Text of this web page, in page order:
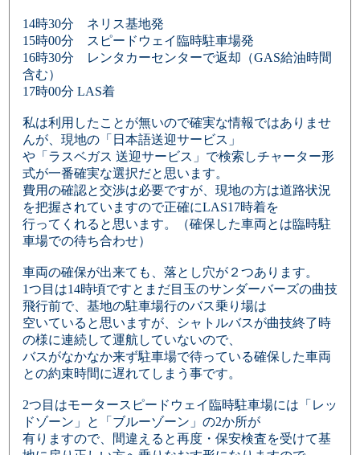
14時30分 ネリス基地発
15時00分 スピードウェイ臨時駐車場発
16時30分 レンタカーセンターで返却（GAS給油時間
含む）
17時00分 LAS着
私は利用したことが無いので確実な情報ではありませ
んが、現地の「日本語送迎サービス」
や「ラスベガス 送迎サービス」で検索しチャーター形
式が一番確実な選択だと思います。
費用の確認と交渉は必要ですが、現地の方は道路状況
を把握されていますので正確にLAS17時着を
行ってくれると思います。（確保した車両とは臨時駐
車場での待ち合わせ）
車両の確保が出来ても、落とし穴が２つあります。
1つ目は14時頃ですとまだ目玉のサンダーバーズの曲技
飛行前で、基地の駐車場行のバス乗り場は
空いていると思いますが、シャトルバスが曲技終了時
の様に連続して運航していないので、
バスがなかなか来ず駐車場で待っている確保した車両
との約束時間に遅れてしまう事です。
2つ目はモータースピードウェイ臨時駐車場には「レッ
ドゾーン」と「ブルーゾーン」の2か所が
有りますので、間違えると再度・保安検査を受けて基